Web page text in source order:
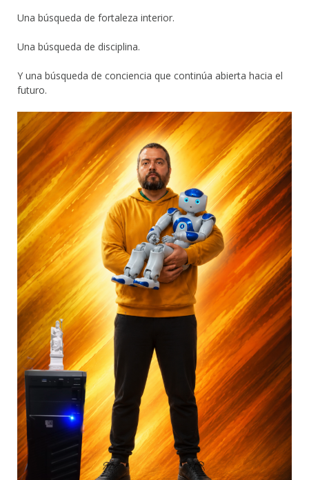
Una búsqueda de fortaleza interior.
Una búsqueda de disciplina.
Y una búsqueda de conciencia que continúa abierta hacia el
futuro.